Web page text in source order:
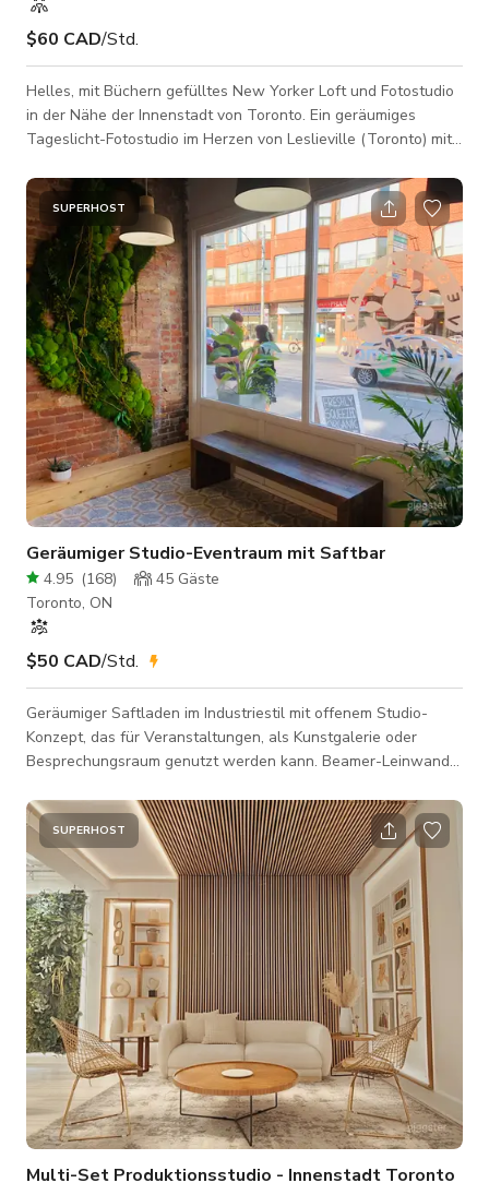
$60 CAD/Std.
Helles, mit Büchern gefülltes New Yorker Loft und Fotostudio
in der Nähe der Innenstadt von Toronto. Ein geräumiges
Tageslicht-Fotostudio im Herzen von Leslieville (Toronto) mit
Backsteinwänden. Dieses lichtdurchflutete Hard-Loft ist der
perfekte Raum, um Ihre Kreativität durch Fotografie,
Videografie, Content-Erstellung, Kundentreffen, Workshops
und mehr auszuleben. ⠀ Unser Studio bietet: Massive nach
Norden ausgerichtete Lag
SUPERHOST
Geräumiger Studio-Eventraum mit Saftbar
4.95 (168) 45 Gäste
Toronto, ON
$50 CAD/Std.
Geräumiger Saftladen im Industriestil mit offenem Studio-
Konzept, das für Veranstaltungen, als Kunstgalerie oder
Besprechungsraum genutzt werden kann. Beamer-Leinwand
klimatisiert für Ihren Komfort. Unsere Lage ist fantastisch! Der
Zugang erfolgt über den Haupteingang des Ladengeschäfts.
Wir sind nur wenige Schritte nördlich des trendigen
Roncesvalles-Viertels, südlich der Dundas West Station, Bloor
GoBus Station und UP Express. Si
SUPERHOST
Multi-Set Produktionsstudio - Innenstadt Toronto